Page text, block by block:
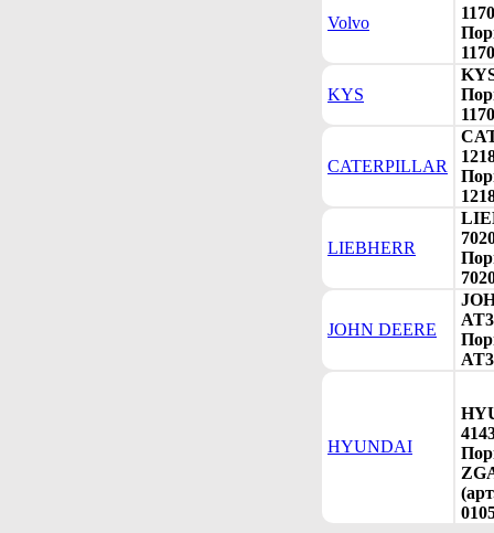
Volvo
KYS
CATERPILLAR
LIEBHERR
JOHN DEERE
HYUNDAI